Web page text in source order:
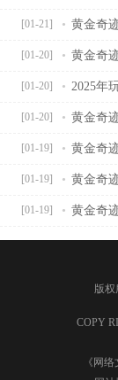
[01-21] 黄金奇迹
[01-20] 黄金奇迹
[01-20] 2025年玩
[01-20] 黄金奇迹
[01-19] 黄金奇迹
[01-19] 黄金奇迹
[01-19] 黄金奇迹
版权
COPY
《网